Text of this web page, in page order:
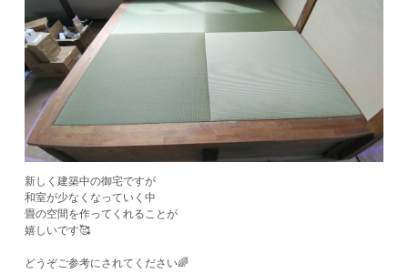
新しく建築中の御宅ですが
和室が少なくなっていく中
畳の空間を作ってくれることが
嬉しいです🥰
どうぞご参考にされてください🌈